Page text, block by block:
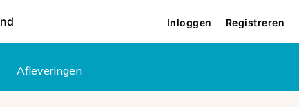
Inloggen Registreren
Afleveringen